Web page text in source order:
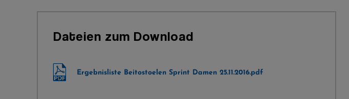
Dateien zum Download
Ergebnisliste Beitostoelen Sprint Damen 25.11.2016.pdf